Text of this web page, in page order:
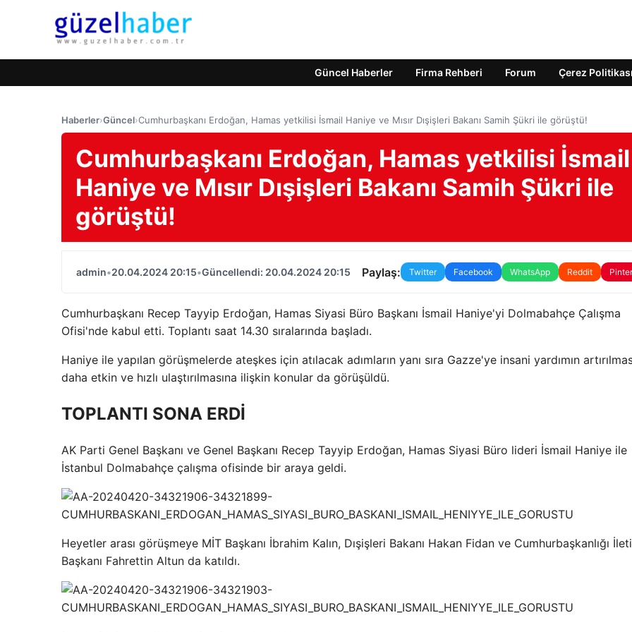
Güncel Haberler Firma Rehberi Forum Çerez Politikası
Haberler›Güncel›Cumhurbaşkanı Erdoğan, Hamas yetkilisi İsmail Haniye ve Mısır Dışişleri Bakanı Samih Şükri ile görüştü!
Cumhurbaşkanı Erdoğan, Hamas yetkilisi İsmail
Haniye ve Mısır Dışişleri Bakanı Samih Şükri ile
görüştü!
admin•20.04.2024 20:15•Güncellendi: 20.04.2024 20:15 Paylaş: Twitter Facebook WhatsApp Reddit
Cumhurbaşkanı Recep Tayyip Erdoğan, Hamas Siyasi Büro Başkanı İsmail Haniye'yi Dolmabahçe Çalışma
Ofisi'nde kabul etti. Toplantı saat 14.30 sıralarında başladı.
Haniye ile yapılan görüşmelerde ateşkes için atılacak adımların yanı sıra Gazze'ye insani yardımın
daha etkin ve hızlı ulaştırılmasına ilişkin konular da görüşüldü.
TOPLANTI SONA ERDİ
AK Parti Genel Başkanı ve Genel Başkanı Recep Tayyip Erdoğan, Hamas Siyasi Büro lideri İsmail Haniye ile
İstanbul Dolmabahçe çalışma ofisinde bir araya geldi.
Heyetler arası görüşmeye MİT Başkanı İbrahim Kalın, Dışişleri Bakanı Hakan Fidan ve Cumhurbaşkanlığı
Başkanı Fahrettin Altun da katıldı.